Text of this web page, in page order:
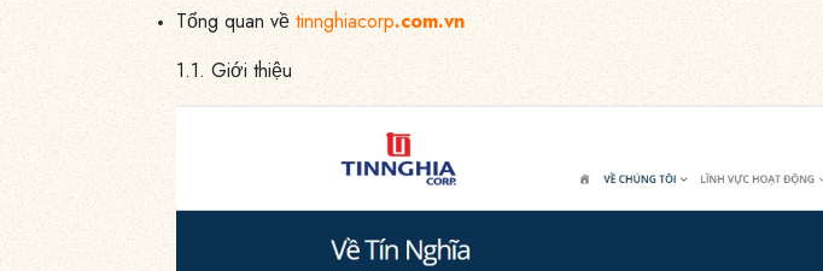
Tổng quan về tinnghiacorp.com.vn
1.1. Giới thiệu